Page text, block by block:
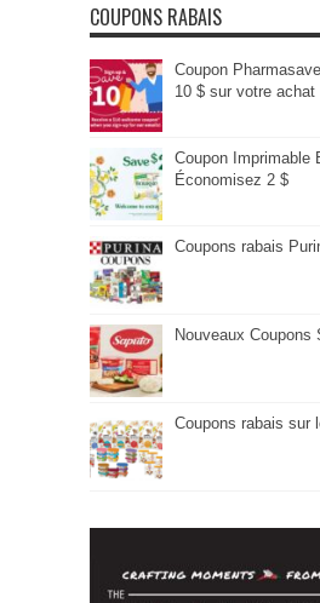
COUPONS RABAIS
Coupon
10 $ sur votre achat
Coupon Imprimable
Économisez 2 $
Coupons rabais
Nouveaux Coupons
Coupons rabais sur